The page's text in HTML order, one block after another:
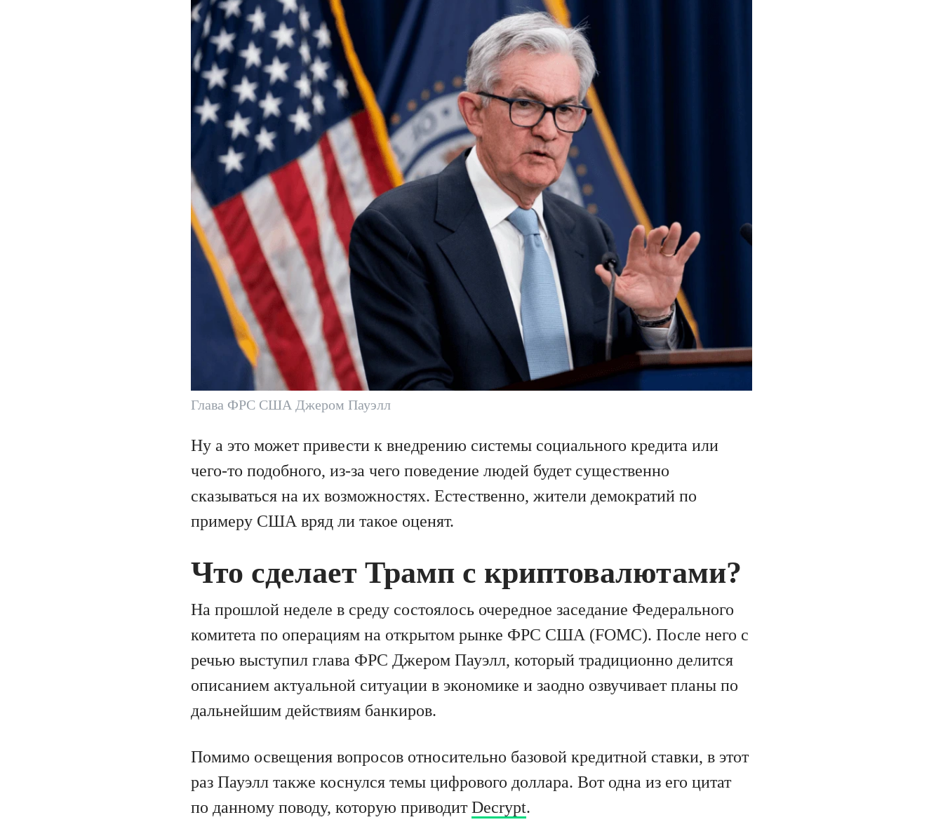
Глава ФРС США Джером Пауэлл
Ну а это может привести к внедрению системы социального кредита или
чего-то подобного, из-за чего поведение людей будет существенно
сказываться на их возможностях. Естественно, жители демократий по
примеру США вряд ли такое оценят.
Что сделает Трамп с криптовалютами?
На прошлой неделе в среду состоялось очередное заседание Федерального
комитета по операциям на открытом рынке ФРС США (FOMC). После него с
речью выступил глава ФРС Джером Пауэлл, который традиционно делится
описанием актуальной ситуации в экономике и заодно озвучивает планы по
дальнейшим действиям банкиров.
Помимо освещения вопросов относительно базовой кредитной ставки, в этот
раз Пауэлл также коснулся темы цифрового доллара. Вот одна из его цитат
по данному поводу, которую приводитDecrypt.